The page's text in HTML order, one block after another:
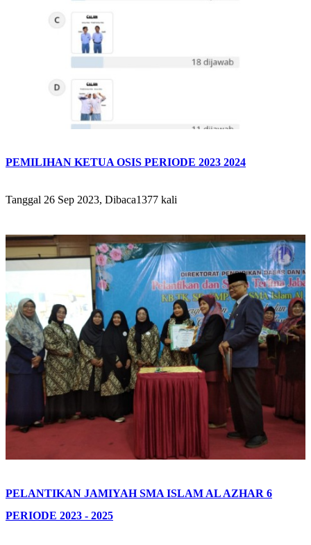
PEMILIHAN KETUA OSIS PERIODE 2023 2024
Tanggal 26 Sep 2023, Dibaca1377 kali
PELANTIKAN JAMIYAH SMA ISLAM AL AZHAR 6
PERIODE 2023 - 2025